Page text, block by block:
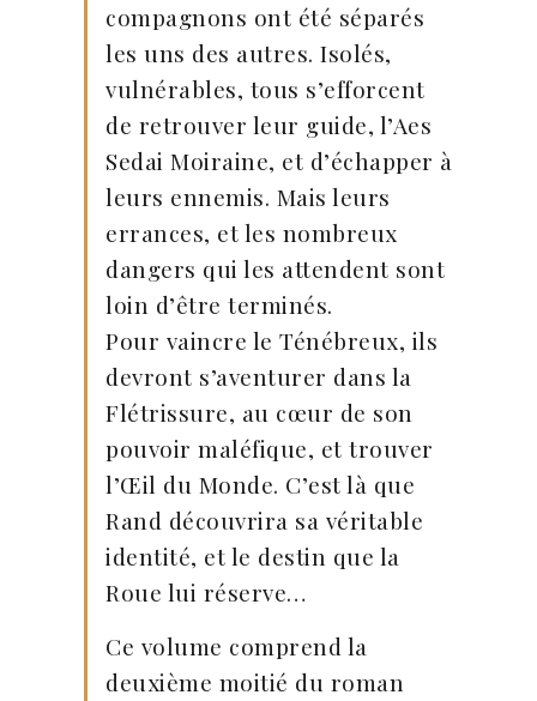
compagnons ont été séparés
les uns des autres. Isolés,
vulnérables, tous s’efforcent
de retrouver leur guide, l’Aes
Sedai Moiraine, et d’échapper à
leurs ennemis. Mais leurs
errances, et les nombreux
dangers qui les attendent sont
loin d’être terminés.
Pour vaincre le Ténébreux, ils
devront s’aventurer dans la
Flétrissure, au cœur de son
pouvoir maléfique, et trouver
l’Œil du Monde. C’est là que
Rand découvrira sa véritable
identité, et le destin que la
Roue lui réserve…
Ce volume comprend la
deuxième moitié du roman